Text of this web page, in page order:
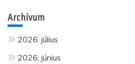
Archívum
2026. július
2026. június